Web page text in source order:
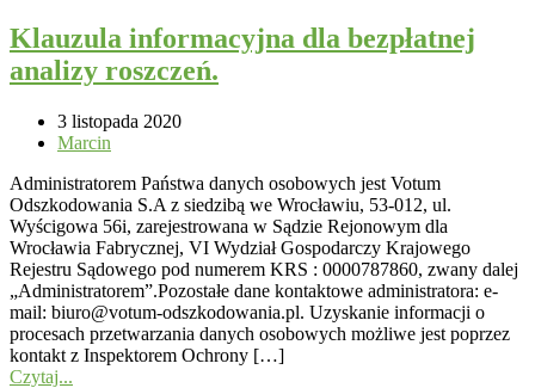
Klauzula informacyjna dla bezpłatnej
analizy roszczeń.
3 listopada 2020
Marcin
Administratorem Państwa danych osobowych jest Votum
Odszkodowania S.A z siedzibą we Wrocławiu, 53-012, ul.
Wyścigowa 56i, zarejestrowana w Sądzie Rejonowym dla
Wrocławia Fabrycznej, VI Wydział Gospodarczy Krajowego
Rejestru Sądowego pod numerem KRS : 0000787860, zwany dalej
„Administratorem”.Pozostałe dane kontaktowe administratora: e-
mail: biuro@votum-odszkodowania.pl. Uzyskanie informacji o
procesach przetwarzania danych osobowych możliwe jest poprzez
kontakt z Inspektorem Ochrony […]
Czytaj...